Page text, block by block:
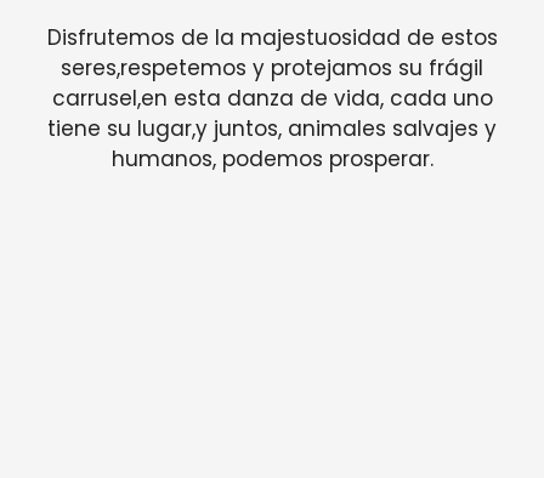
Disfrutemos de la majestuosidad de estos
seres,respetemos y protejamos su frágil
carrusel,en esta danza de vida, cada uno
tiene su lugar,y juntos, animales salvajes y
humanos, podemos prosperar.